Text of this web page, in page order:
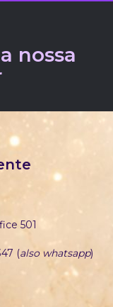
nossa
501
(also whatsapp)